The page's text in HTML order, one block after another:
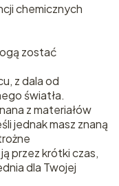
chemicznych
zostać
z dala od
światła.
z materiałów
jednak masz znaną
przez krótki czas,
dla Twojej